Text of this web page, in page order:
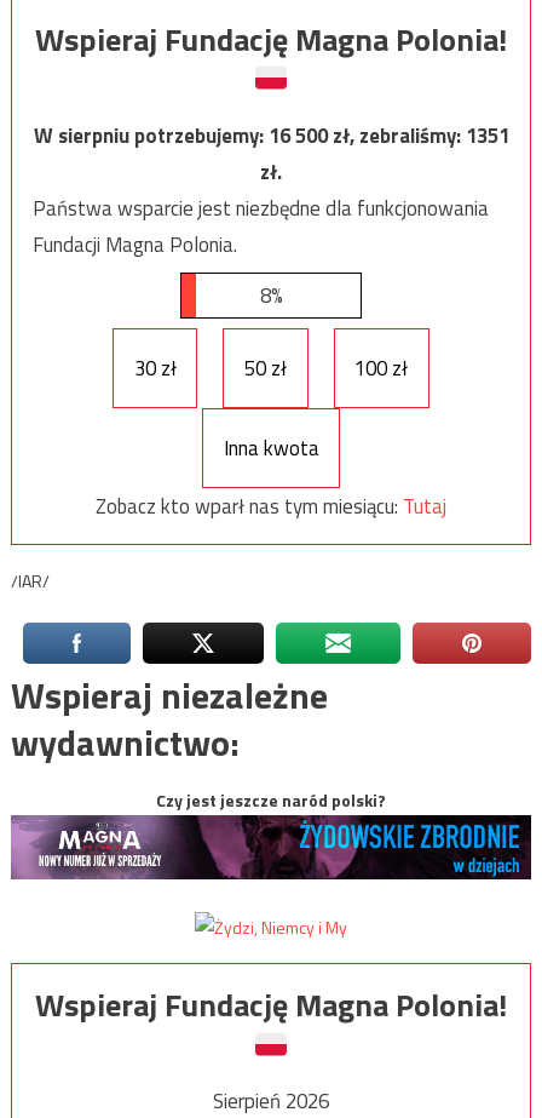
Wspieraj Fundację Magna Polonia!
W sierpniu potrzebujemy:16 500zł, zebraliśmy:1351
zł.
Państwa wsparcie jest niezbędne dla funkcjonowania
Fundacji Magna Polonia.
8%
30 zł 50 zł 100 zł
Inna kwota
Zobacz kto wparł nas tym miesiącu: Tutaj
/IAR/
Wspieraj niezależne
wydawnictwo:
Czy jest jeszcze naród polski?
Wspieraj Fundację Magna Polonia!
Sierpień 2026